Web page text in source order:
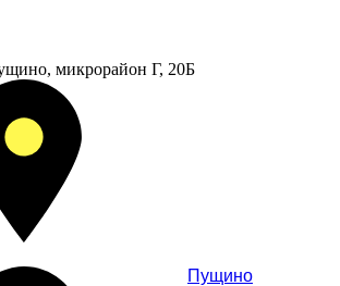
микрорайон Г, 20Б
Пущино